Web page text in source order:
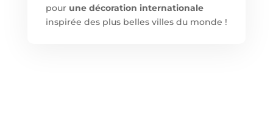
pour une décoration internationale
inspirée des plus belles villes du monde !